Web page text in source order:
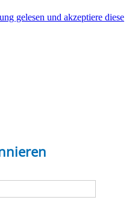
gelesen und akzeptiere diese